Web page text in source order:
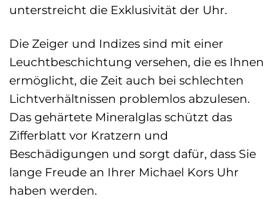
unterstreicht die Exklusivität der Uhr.
Die Zeiger und Indizes sind mit einer
Leuchtbeschichtung versehen, die es Ihnen
ermöglicht, die Zeit auch bei schlechten
Lichtverhältnissen problemlos abzulesen.
Das gehärtete Mineralglas schützt das
Zifferblatt vor Kratzern und
Beschädigungen und sorgt dafür, dass Sie
lange Freude an Ihrer Michael Kors Uhr
haben werden.